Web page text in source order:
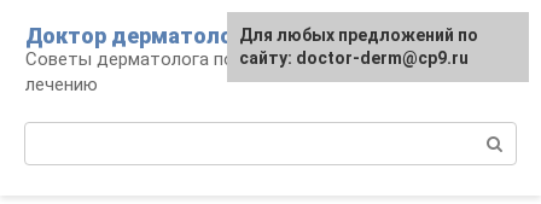
контенту
Доктор дерматолог
Советы дерматолога по уходу за кожей и
лечению
Для любых предложений по
сайту: doctor-derm@cp9.ru